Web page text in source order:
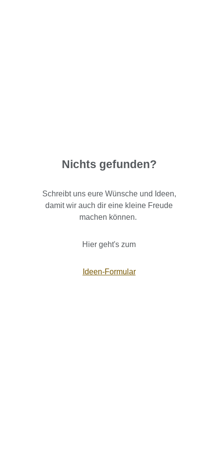
Nichts gefunden?
Schreibt uns eure Wünsche und Ideen,
damit wir auch dir eine kleine Freude
machen können.
Hier geht's zum
Ideen-Formular